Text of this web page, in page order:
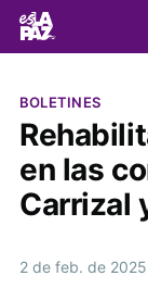
BOLETINES
en las
Carrizal
2 de feb. de 2025